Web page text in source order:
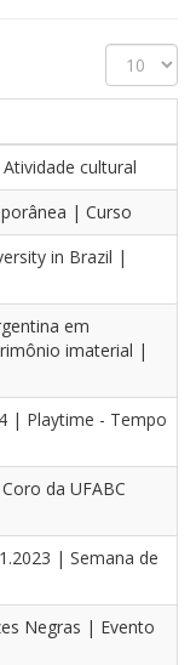
Exibir
#
cultural
| Curso
in Brazil |
em
imaterial |
| Playtime - Tempo
da UFABC
| Semana de
Negras | Evento